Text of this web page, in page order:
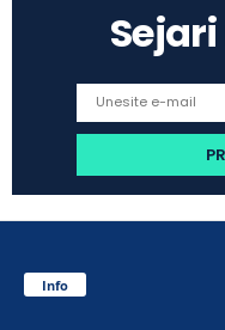
Info